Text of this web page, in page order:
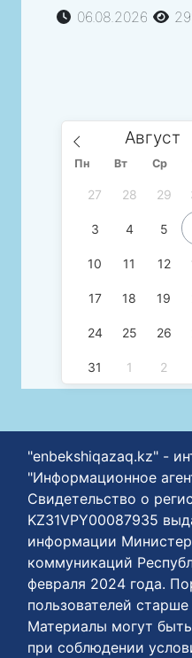
06.08.2026
Пн Вт Ср
27 28 29
3 4 5
10 11 12
17 18 19
24 25 26
31 1 2
"enbekshiqazaq.kz" -
"Информационное
Свидетельство о
KZ31VPY00087935
информации
коммуникаций
февраля 2024 года.
пользователей
Материалы могут
при соблюдении